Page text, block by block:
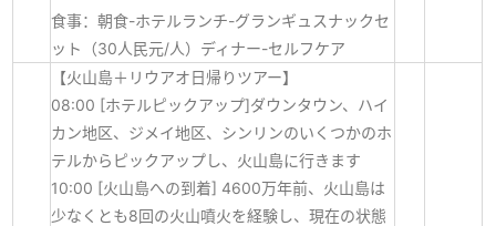
食事：朝食-ホテルランチ-グランギュスナックセ
ット（30人民元/人）ディナー-セルフケア
【火山島＋リウアオ日帰りツアー】
08:00 [ホテルピックアップ]ダウンタウン、ハイ
カン地区、ジメイ地区、シンリンのいくつかのホ
テルからピックアップし、火山島に行きます
10:00 [火山島への到着] 4600万年前、火山島は
少なくとも8回の火山噴火を経験し、現在の状態